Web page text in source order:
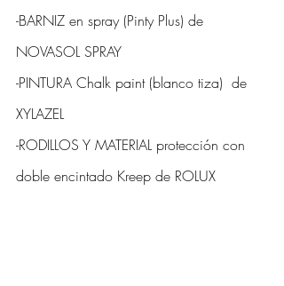
-BARNIZ en spray (Pinty Plus) de
NOVASOL SPRAY
-PINTURA Chalk paint (blanco tiza)  de
XYLAZEL
-RODILLOS Y MATERIAL protección con
doble encintado Kreep de ROLUX